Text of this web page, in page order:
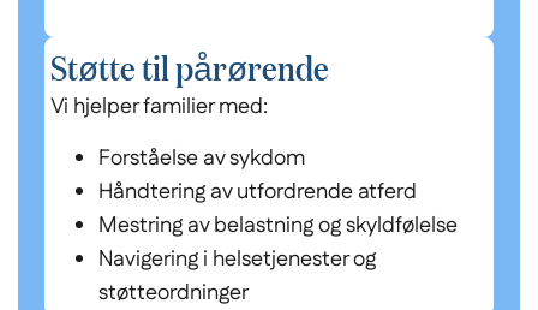
Støtte til pårørende
Vi hjelper familier med:
Forståelse av sykdom
Håndtering av utfordrende atferd
Mestring av belastning og skyldfølelse
Navigering i helsetjenester og
støtteordninger